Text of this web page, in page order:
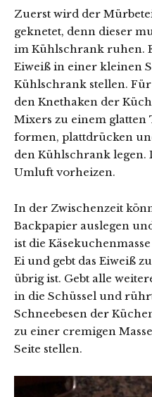
Zuerst wird der
geknetet, denn dieser
im Kühlschrank ruhen.
Eiweiß in einer kleinen
Kühlschrank stellen.
den Knethaken der
Mixers zu einem glatten
formen, plattdrücken
den Kühlschrank legen.
Umluft vorheizen.
In der Zwischenzeit
Backpapier auslegen
ist die
Ei und gebt das Eiweiß
übrig ist. Gebt alle
in die Schüssel und
Schneebesen der
zu einer cremigen
Seite stellen.